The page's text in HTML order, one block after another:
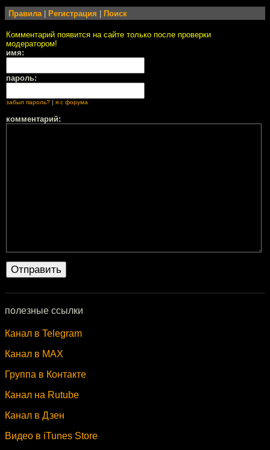
Правила| Регистрация Поиск
Комментарий появится на сайте только после проверки
модератором!
имя:
пароль:
забыл пароль? | я с форума
комментарий:
полезные ссылки
Канал в Telegram
Канал в MAX
Группа в Контакте
Канал на Rutube
Канал в Дзен
Видео в iTunes Store